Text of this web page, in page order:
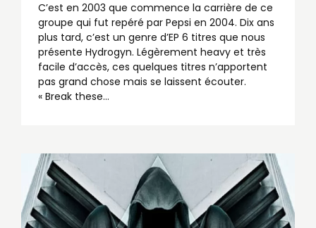
C’est en 2003 que commence la carrière de ce
groupe qui fut repéré par Pepsi en 2004. Dix ans
plus tard, c’est un genre d’EP 6 titres que nous
présente Hydrogyn. Légèrement heavy et très
facile d’accès, ces quelques titres n’apportent
pas grand chose mais se laissent écouter.
« Break these…